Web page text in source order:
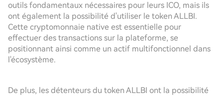
outils fondamentaux nécessaires pour leurs ICO, mais ils
ont également la possibilité d'utiliser le token ALLBI.
Cette cryptomonnaie native est essentielle pour
effectuer des transactions sur la plateforme, se
positionnant ainsi comme un actif multifonctionnel dans
l'écosystème.
De plus, les détenteurs du token ALLBI ont la possibilité